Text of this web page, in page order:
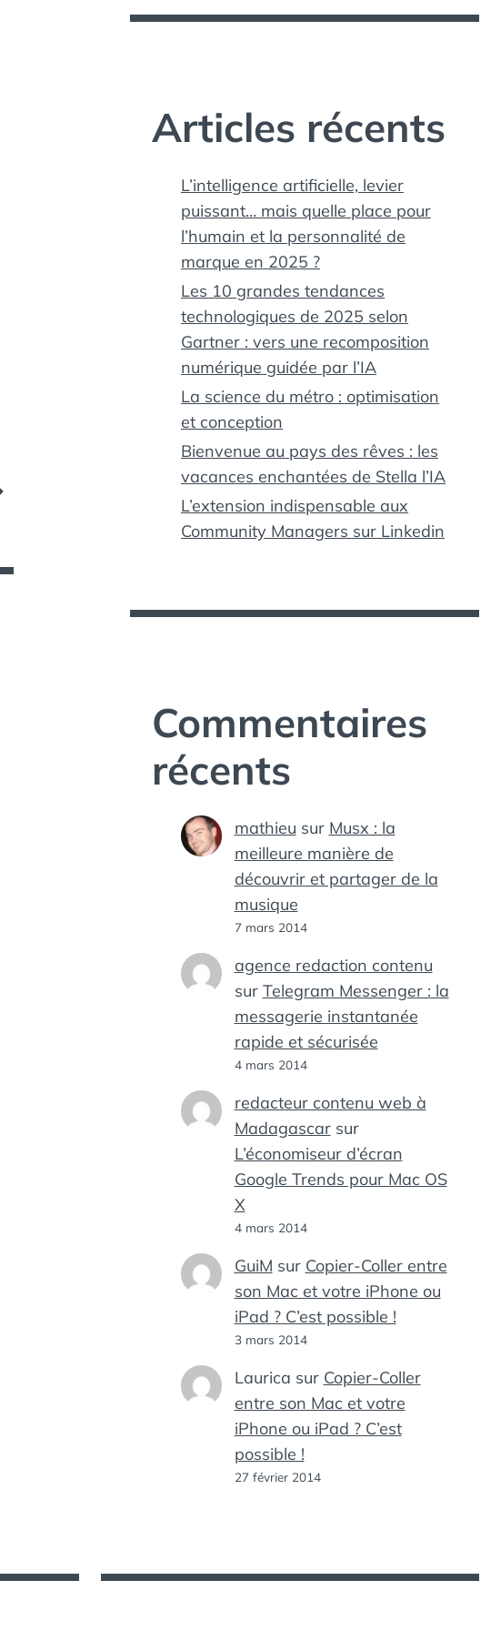
Articles récents
L’intelligence artificielle, levier
puissant… mais quelle place pour
l’humain et la personnalité de
marque en 2025 ?
Les 10 grandes tendances
technologiques de 2025 selon
Gartner : vers une recomposition
numérique guidée par l’IA
La science du métro : optimisation
et conception
Bienvenue au pays des rêves : les
vacances enchantées de Stella l’IA
L’extension indispensable aux
Community Managers sur Linkedin
Commentaires
récents
mathieu sur Musx : la
meilleure manière de
découvrir et partager de la
musique
7 mars 2014
agence redaction contenu
sur Telegram Messenger : la
messagerie instantanée
rapide et sécurisée
4 mars 2014
redacteur contenu web à
Madagascarsur
L’économiseur d’écran
Google Trends pour Mac OS
X
4 mars 2014
GuiM sur Copier-Coller entre
son Mac et votre iPhone ou
iPad ? C’est possible !
3 mars 2014
Laurica sur Copier-Coller
entre son Mac et votre
iPhone ou iPad ? C’est
possible !
27 février 2014